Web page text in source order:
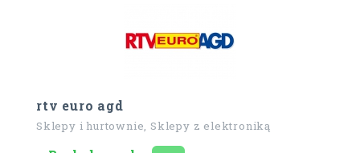
rtv euro agd
Sklepy i hurtownie, Sklepy z elektroniką